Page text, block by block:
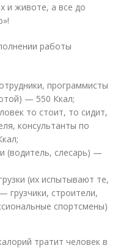
и животе, а все до
работы
программисты
— 550 Ккал;
то стоит, то сидит,
консультанты по
(водитель, слесарь) —
(их испытывают те,
грузчики, строители,
спортсмены)
тратит человек в